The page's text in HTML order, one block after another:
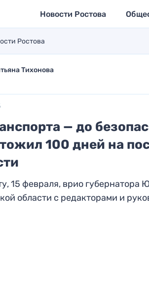
Новости Ростова
Ростова
Тихонова
— до
100 дней на
15 февраля, врио
области с редакторами и